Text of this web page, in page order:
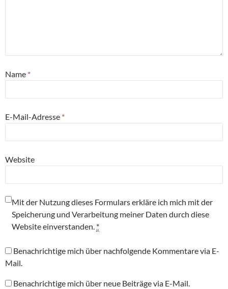
Name *
E-Mail-Adresse *
Website
Mit der Nutzung dieses Formulars erkläre ich mich mit der
Speicherung und Verarbeitung meiner Daten durch diese
Website einverstanden. *
Benachrichtige mich über nachfolgende Kommentare via E-
Mail.
Benachrichtige mich über neue Beiträge via E-Mail.